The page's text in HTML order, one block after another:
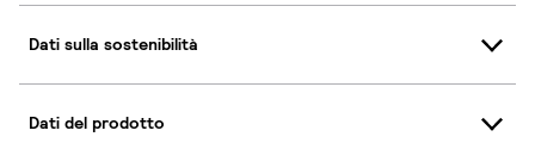
Dati sulla sostenibilità
Dati del prodotto